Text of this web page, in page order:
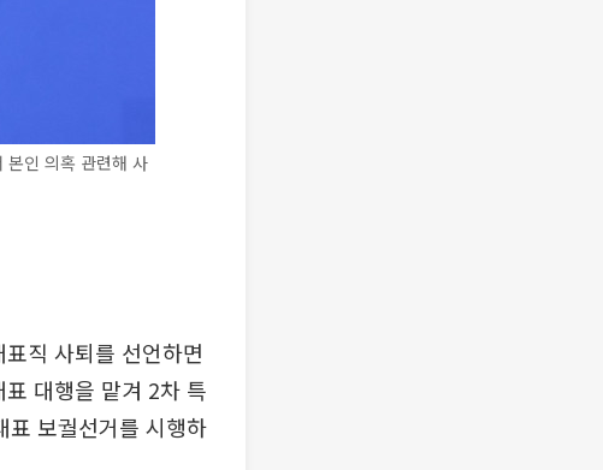
인 의혹 관련해 사
직 사퇴를 선언하면
대행을 맡겨 2차 특
표 보궐선거를 시행하